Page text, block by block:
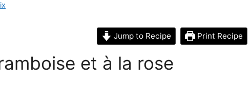
Jump to Recipe Print Recipe
et à la rose